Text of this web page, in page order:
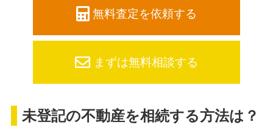
無料査定を依頼する
まずは無料相談する
未登記の不動産を相続する方法は？